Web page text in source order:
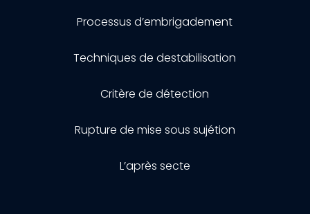
Processus d’embrigadement
Techniques de destabilisation
Critère de détection
Rupture de mise sous sujétion
L’après secte